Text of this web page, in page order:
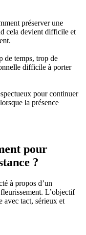
préserver une
cela devient difficile et
de temps, trop de
difficile à porter
pour continuer
la présence
pour
?
à propos d’un
L’objectif
avec tact, sérieux et